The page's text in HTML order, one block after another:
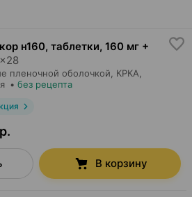
н160, таблетки, 160 мг +
×28
пленочной оболочкой, КРКА
• без рецепта
В корзину